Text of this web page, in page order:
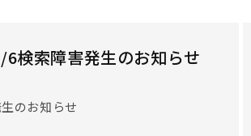
6検索障害発生のお知らせ
のお知らせ